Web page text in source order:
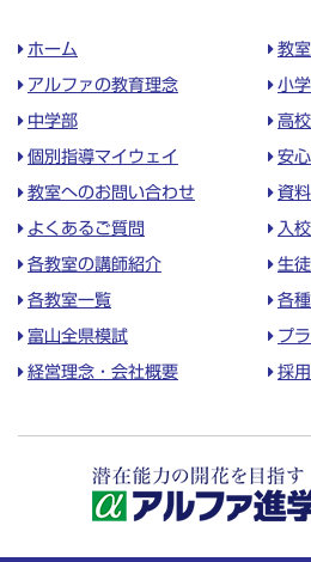
ホーム 教
アルファの教育理念 小
中学部 高
個別指導マイウェイ 安
教室へのお問い合わせ 資
よくあるご質問 入
各教室の講師紹介 生
各教室一覧 各
富山全県模試 プ
経営理念・会社概要 採